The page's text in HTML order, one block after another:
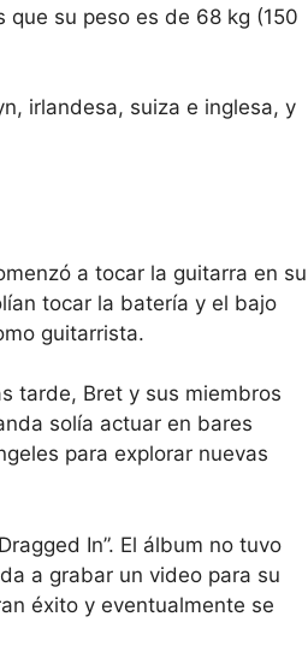
que su peso es de 68 kg (150
irlandesa, suiza e inglesa, y
a tocar la guitarra en su
tocar la batería y el bajo
guitarrista.
tarde, Bret y sus miembros
solía actuar en bares
para explorar nuevas
In”. El álbum no tuvo
a grabar un video para su
éxito y eventualmente se